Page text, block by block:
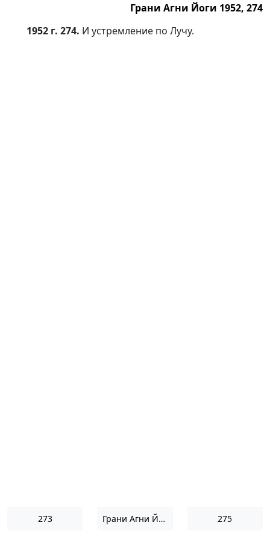
Грани Агни Йоги 1952, 274
1952 г. 274. И устремление по Лучу.
273 Грани Агни Йоги 1952 275